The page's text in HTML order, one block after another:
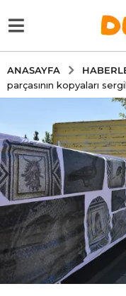
ANASAYFA
parçasının kopyaları